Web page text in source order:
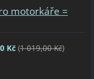
motorkáře =
Kč(1 019,00 Kč)